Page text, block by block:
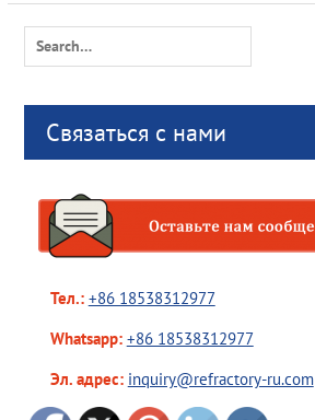
Search
for:
Связаться с нами
Тел.: +86 18538312977
Whatsapp: +86 18538312977
Эл. адрес: inquiry@refractory-ru.com